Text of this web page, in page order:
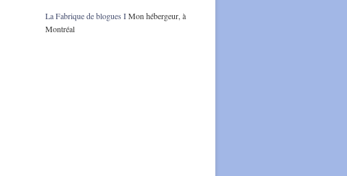
La Fabrique de blogues IMon hébergeur, à
Montréal